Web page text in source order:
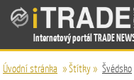
Internetový portál TRADE
Úvodní stránka »Štítky» Švédsko